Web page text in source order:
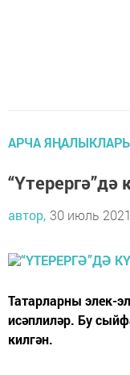
АРЧА
автор, 30 июль
Татарларны элек-
исәплиләр. Бу
килгән.